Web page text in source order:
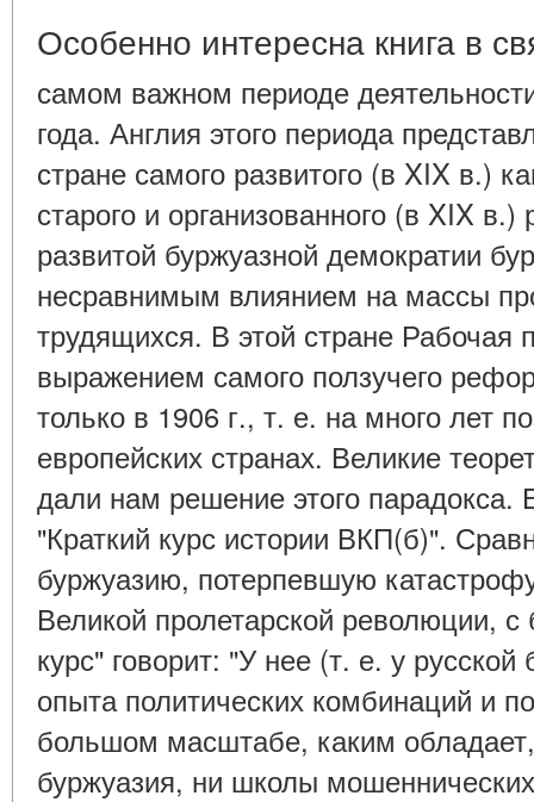
Особенно интересна книга в
самом важном периоде
года. Англия этого периода
стране самого развитого (в XIX в.)
старого и организованного (в XIX
развитой буржуазной демократии
несравнимым влиянием на массы
трудящихся. В этой стране
выражением самого ползучего
только в 1906 г., т. е. на много лет
европейских странах. Великие
дали нам решение этого
"Краткий курс истории ВКП(б)".
буржуазию, потерпевшую
Великой пролетарской революции,
курс" говорит: "У нее (т. е. у
опыта политических комбинаций и
большом масштабе, каким
буржуазия, ни школы